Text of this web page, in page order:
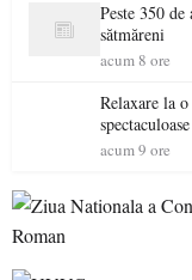
Peste 350
sătmăreni
acum 8 ore
Relaxare la
ideale pentru
acum 9 ore